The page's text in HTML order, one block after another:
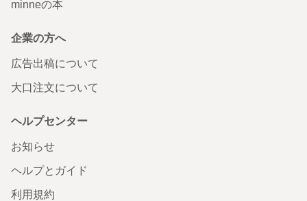
minneの本
企業の方へ
広告出稿について
大口注文について
ヘルプセンター
お知らせ
ヘルプとガイド
利用規約